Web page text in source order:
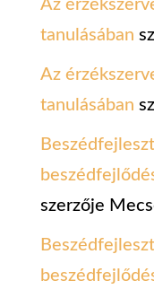
Az
tanulásában
Az
tanulásában
szerzője